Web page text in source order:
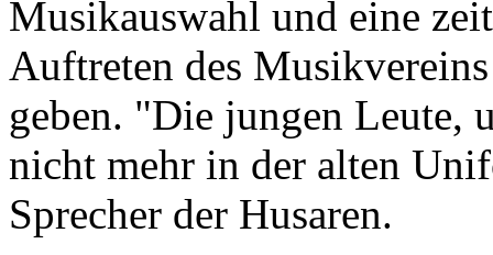
Musikauswahl und eine
Auftreten des
geben. "Die jungen Leute,
nicht mehr in der alten
Sprecher der Husaren.